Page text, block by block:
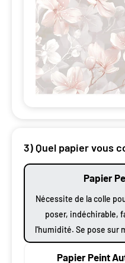
3) Quel papier vous
Papier
Nécessite de la colle
poser, indéchirable,
l'humidité. Se pose sur
Papier Peint